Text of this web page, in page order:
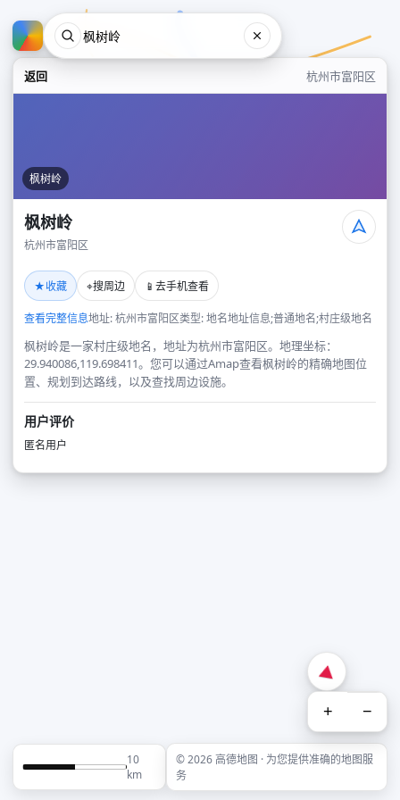
返回 杭州市富阳区
枫树岭
枫树岭
杭州市富阳区
★收藏 ⌖搜周边 📱 去手机查看
查看完整信息地址: 杭州市富阳区类型: 地名地址信息;普通地名;村庄级地名
枫树岭是一家村庄级地名，地址为杭州市富阳区。地理坐标：
29.940086,119.698411。您可以通过Amap查看枫树岭的精确地图位
置、规划到达路线，以及查找周边设施。
用户评价
匿名用户
+ −
10
km
© 2026 高德地图 · 为您提供准确的地图服
务